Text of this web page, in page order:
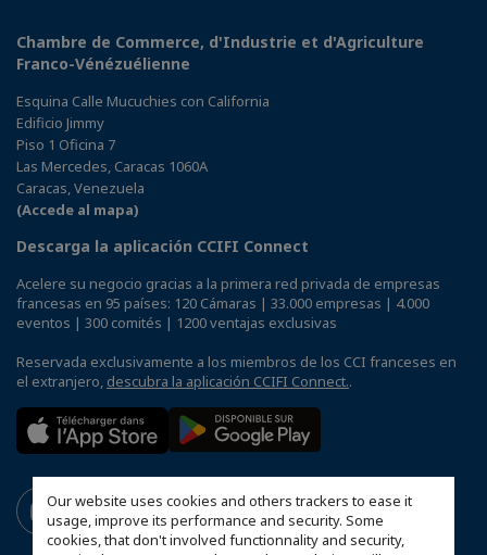
Our website uses cookies and others trackers to ease it
usage, improve its performance and security. Some
cookies, that don't involved functionnality and security,
Chambre de Commerce, d'Industrie et d'Agriculture
Franco-Vénézuélienne
Esquina Calle Mucuchies con California
Edificio Jimmy
Piso 1 Oficina 7
Las Mercedes, Caracas 1060A
Caracas, Venezuela
(Accede al mapa)
Descarga la aplicación CCIFI Connect
Acelere su negocio gracias a la primera red privada de empresas
francesas en 95 países: 120 Cámaras | 33.000 empresas | 4.000
eventos | 300 comités | 1200 ventajas exclusivas
Reservada exclusivamente a los miembros de los CCI franceses en
el extranjero, descubra la aplicación CCIFI Connect..